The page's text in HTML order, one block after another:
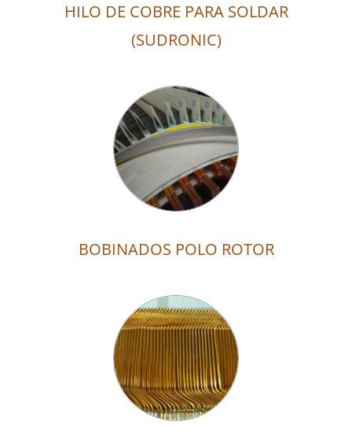
HILO DE COBRE PARA SOLDAR
(SUDRONIC)
BOBINADOS POLO ROTOR